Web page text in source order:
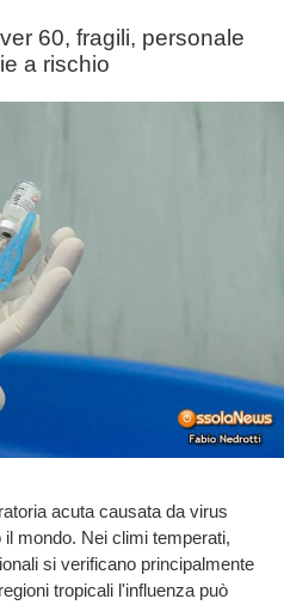
60, fragili, personale
a rischio
acuta causata da virus
mondo. Nei climi temperati,
si verificano principalmente
tropicali l'influenza può